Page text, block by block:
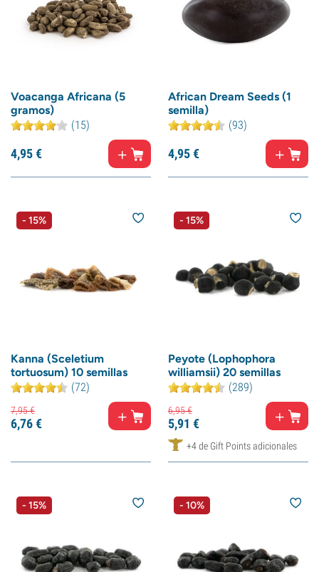
Voacanga Africana (5
gramos)
(15)
4,95€
African Dream Seeds (1
semilla)
(93)
4,95€
- 15%
Kanna (Sceletium
tortuosum) 10 semillas
(72)
7,95€
6,76€
- 15%
Peyote (Lophophora
williamsii) 20 semillas
(289)
6,95€
5,91 €
+4 de Gift Points adicionales
- 15% - 10%